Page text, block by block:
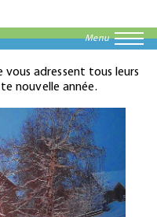
Menu
vous adressent tous leurs
nouvelle année.